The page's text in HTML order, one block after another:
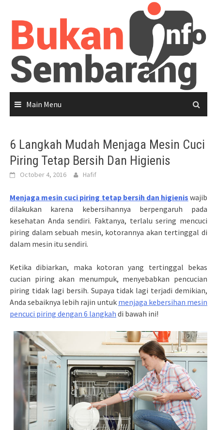
content
Main Menu
6 Langkah Mudah Menjaga Mesin Cuci
Piring Tetap Bersih Dan Higienis
October 4, 2016 Hafif
Menjaga mesin cuci piring tetap bersih dan higienis wajib
dilakukan karena kebersihannya berpengaruh pada
kesehatan Anda sendiri. Faktanya, terlalu sering mencuci
piring dalam sebuah mesin, kotorannya akan tertinggal di
dalam mesin itu sendiri.
Ketika dibiarkan, maka kotoran yang tertinggal bekas
cucian piring akan menumpuk, menyebabkan pencucian
piring tidak lagi bersih. Supaya tidak lagi terjadi demikian,
Anda sebaiknya lebih rajin untuk menjaga kebersihan mesin
pencuci piring dengan 6 langkah di bawah ini!